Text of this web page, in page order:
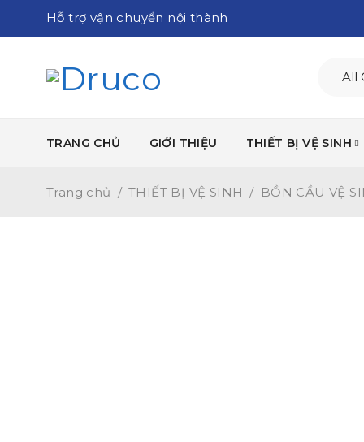
Hỗ trợ vận chuyển nội thành
TRANG CHỦ GIỚI THIỆU THIẾT BỊ VỆ SINH
Trang chủ / THIẾT BỊ VỆ SINH / BỒN CẦU VỆ